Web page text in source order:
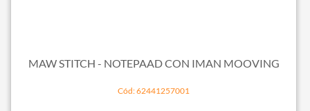
MAW STITCH - NOTEPAAD CON IMAN MOOVING
Cód: 62441257001